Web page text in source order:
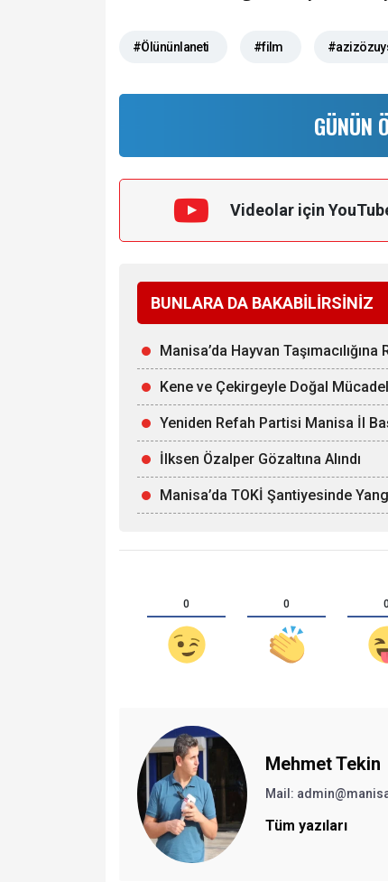
#Ölününlaneti #film
GÜNÜN
Videolar için
BUNLARA DA BAKABİLİRSİNİZ
Manisa’da Hayvan
Kene ve Çekirgeyle Doğal
Yeniden Refah Partisi Manisa İl
İlksen Özalper Gözaltına Alındı
Manisa’da TOKİ Şantiyesinde
0 0
Mehmet Tekin
Mail:
Tüm yazıları